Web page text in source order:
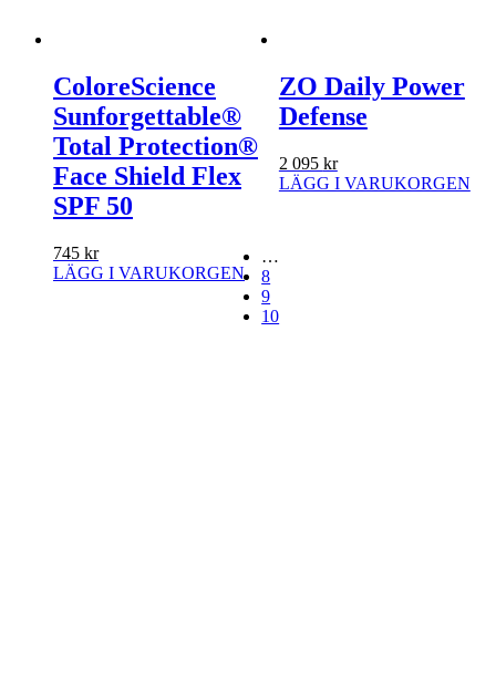
ColoreScience
Sunforgettable®
Total Protection®
Face Shield Flex
SPF 50
745 kr
LÄGG I VARUKORGEN
ZO Daily Power
Defense
2 095 kr
LÄGG I VARUKORGEN
…
8
9
10